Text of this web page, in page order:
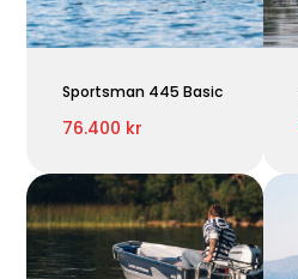
Sportsman 445 Basic
76.400 kr